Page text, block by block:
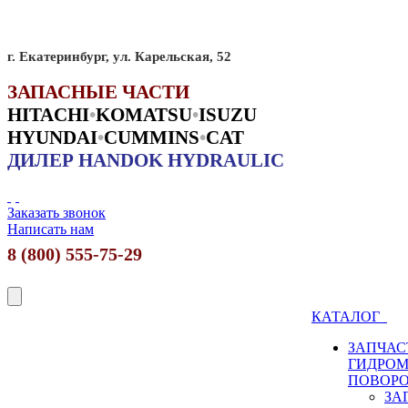
г. Екатеринбург, ул. Карельская, 52
ЗАПАСНЫЕ ЧАСТИ
HITACHI•KOMATSU•ISUZU
HYUNDAI•CUMMINS•CAT
ДИЛЕР HANDOK HYDRAULIC
Заказать звонок
Написать нам
8 (800) 555-75-29
КАТАЛОГ